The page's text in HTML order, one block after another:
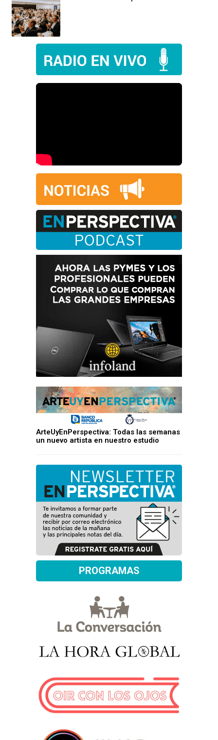
ArteUyEnPerspectiva: Todas las semanas
un nuevo artista en nuestro estudio
PROGRAMAS